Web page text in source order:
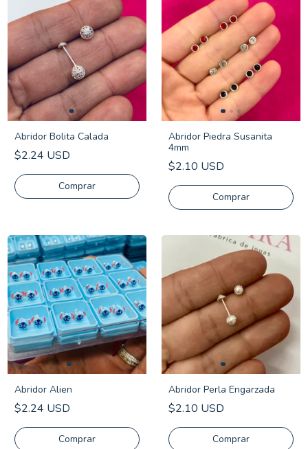
Abridor Bolita Calada
$2.24 USD
Abridor Piedra Susanita
4mm
$2.10 USD
Comprar
Abridor Alien
$2.24 USD
Comprar
Abridor Perla Engarzada
$2.10 USD
Comprar